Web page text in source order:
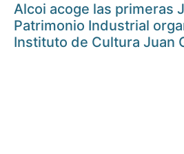
Alcoi acoge las primeras
Patrimonio Industrial
Instituto de Cultura Juan